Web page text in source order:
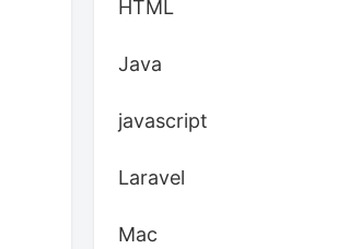
HTML
Java
javascript
Laravel
Mac